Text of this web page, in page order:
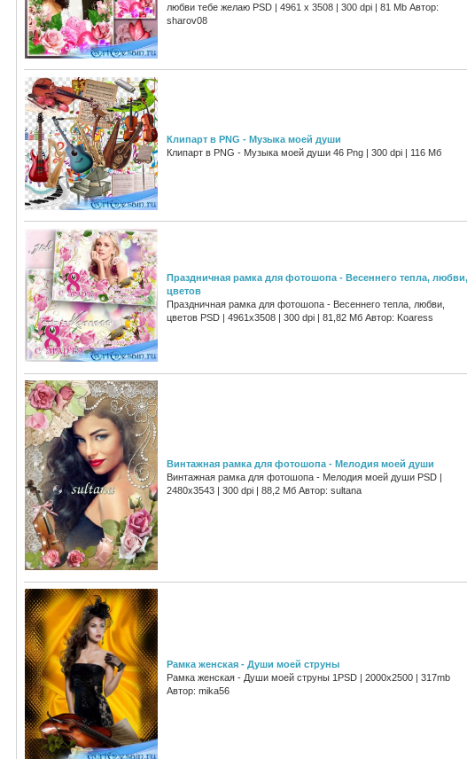
любви тебе желаю PSD | 4961 х 3508 | 300 dpi | 81 Mb Автор:
sharov08
Клипарт в PNG - Музыка моей души
Клипарт в PNG - Музыка моей души 46 Png | 300 dpi | 116 Мб
Праздничная рамка для фотошопа - Весеннего тепла, любви,
цветов
Праздничная рамка для фотошопа - Весеннего тепла, любви,
цветов PSD | 4961x3508 | 300 dpi | 81,82 Мб Автор: Koaress
Винтажная рамка для фотошопа - Мелодия моей души
Винтажная рамка для фотошопа - Мелодия моей души PSD |
2480x3543 | 300 dpi | 88,2 Мб Автор: sultana
Рамка женская - Души моей струны
Рамка женская - Души моей струны 1PSD | 2000х2500 | 317mb
Автор: mika56